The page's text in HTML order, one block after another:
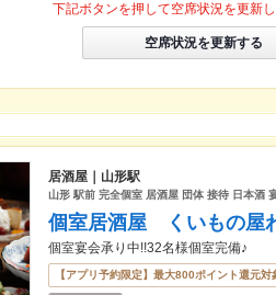
下記ボタンを押して空席状況を更新し
空席状況を更新する
居酒屋｜山形駅
山形 駅前 完全個室 居酒屋 団体 接待 日本酒
個室居酒屋 くいもの屋
個室宴会承り中!!32名様個室完備♪
【アプリ予約限定】最大800ポイント還元対